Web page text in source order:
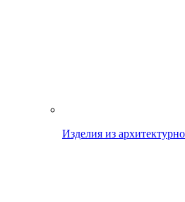
Изделия из